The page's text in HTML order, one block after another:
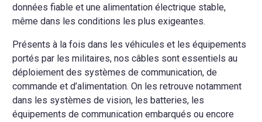
données fiable et une alimentation électrique stable,
même dans les conditions les plus exigeantes.
Présents à la fois dans les véhicules et les équipements
portés par les militaires, nos câbles sont essentiels au
déploiement des systèmes de communication, de
commande et d’alimentation. On les retrouve notamment
dans les systèmes de vision, les batteries, les
équipements de communication embarqués ou encore